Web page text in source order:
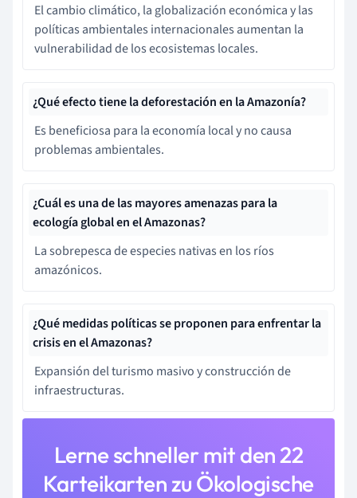
El cambio climático, la globalización económica y las
políticas ambientales internacionales aumentan la
vulnerabilidad de los ecosistemas locales.
¿Qué efecto tiene la deforestación en la Amazonía?
Es beneficiosa para la economía local y no causa
problemas ambientales.
¿Cuál es una de las mayores amenazas para la
ecología global en el Amazonas?
La sobrepesca de especies nativas en los ríos
amazónicos.
¿Qué medidas políticas se proponen para enfrentar la
crisis en el Amazonas?
Expansión del turismo masivo y construcción de
infraestructuras.
Lerne schneller mit den 22
Karteikarten zu Ökologische